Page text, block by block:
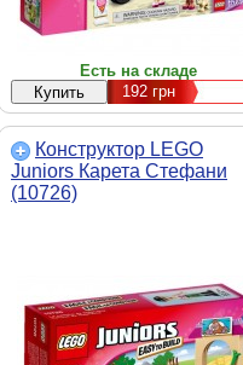
Есть на складе
192грн
Конструктор LEGO
Juniors Карета Стефани
(10726)